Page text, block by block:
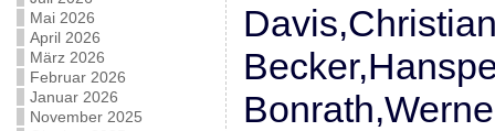
Mai 2026
April 2026
März 2026
Februar 2026
Januar 2026
November 2025